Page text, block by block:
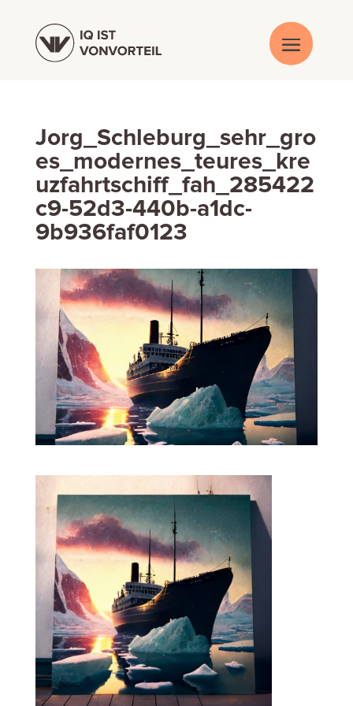
Jorg_Schleburg_sehr_gro
es_modernes_teures_kre
uzfahrtschiff_fah_285422
c9-52d3-440b-a1dc-
9b936faf0123